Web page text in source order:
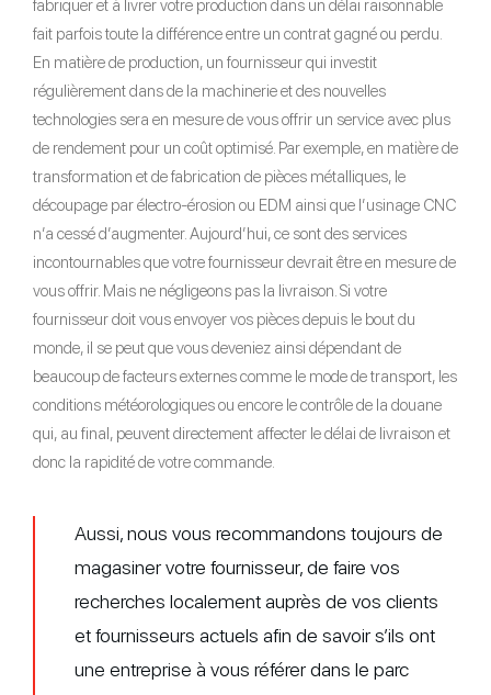
fabriquer et à livrer votre production dans un délai raisonnable
fait parfois toute la différence entre un contrat gagné ou perdu.
En matière de production, un fournisseur qui investit
régulièrement dans de la machinerie et des nouvelles
technologies sera en mesure de vous offrir un service avec plus
de rendement pour un coût optimisé. Par exemple, en matière de
transformation et de fabrication de pièces métalliques, le
découpage par électro-érosion ou EDM ainsi que l’usinage CNC
n’a cessé d’augmenter. Aujourd’hui, ce sont des services
incontournables que votre fournisseur devrait être en mesure de
vous offrir. Mais ne négligeons pas la livraison. Si votre
fournisseur doit vous envoyer vos pièces depuis le bout du
monde, il se peut que vous deveniez ainsi dépendant de
beaucoup de facteurs externes comme le mode de transport, les
conditions météorologiques ou encore le contrôle de la douane
qui, au final, peuvent directement affecter le délai de livraison et
donc la rapidité de votre commande.
Aussi, nous vous recommandons toujours de
magasiner votre fournisseur, de faire vos
recherches localement auprès de vos clients
et fournisseurs actuels afin de savoir s’ils ont
une entreprise à vous référer dans le parc